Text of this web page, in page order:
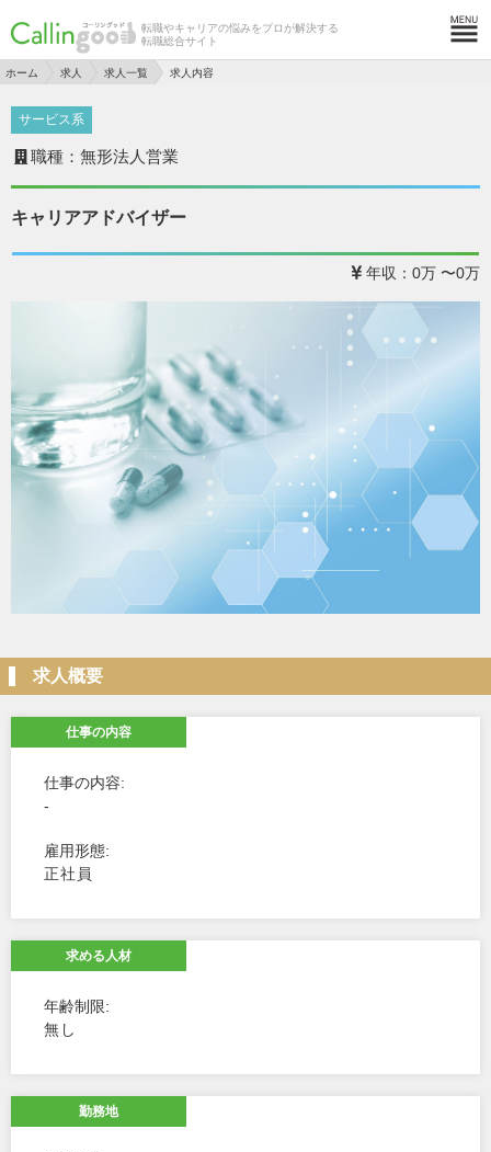
転職やキャリアの悩みをプロが解決する
転職総合サイト
ホーム 求人 求人一覧 求人内容
サービス系
職種：無形法人営業
キャリアアドバイザー
年収：0万 〜0万
求人概要
仕事の内容
仕事の内容
-
雇用形態
正社員
求める人材
年齢制限
無し
勤務地